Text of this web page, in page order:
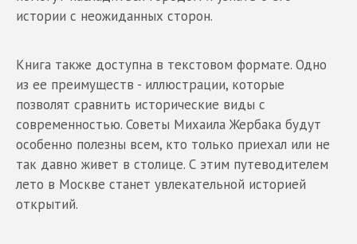
истории с неожиданных сторон.
Книга также доступна в текстовом формате. Одно
из ее преимуществ - иллюстрации, которые
позволят сравнить исторические виды с
современностью. Советы Михаила Жербака будут
особенно полезны всем, кто только приехал или не
так давно живет в столице. С этим путеводителем
лето в Москве станет увлекательной историей
открытий.